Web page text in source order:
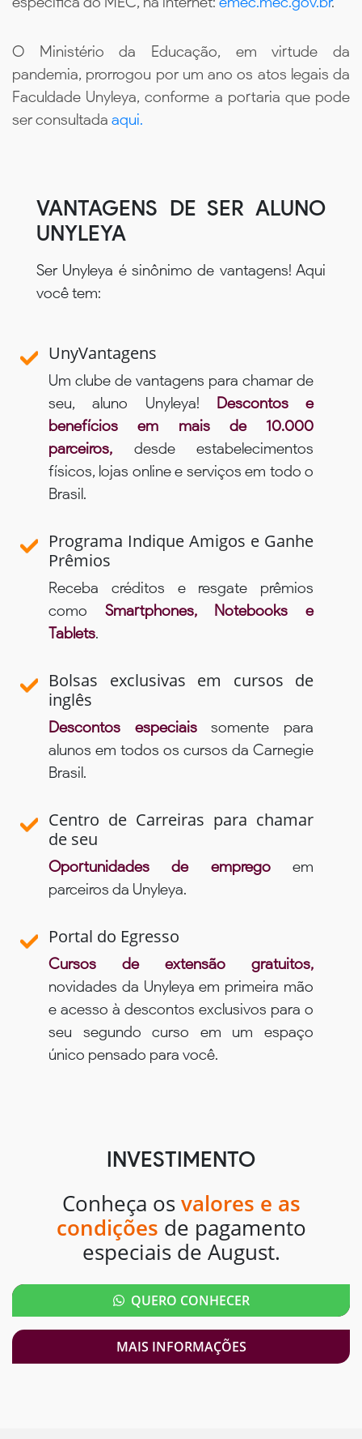
O Ministério da Educação, em virtude da
pandemia, prorrogou por um ano os atos legais da
Faculdade Unyleya, conforme a portaria que pode
ser consultada aqui.
VANTAGENS DE SER ALUNO
UNYLEYA
Ser Unyleya é sinônimo de vantagens! Aqui
você tem:
UnyVantagens
Um clube de vantagens para chamar de
seu, aluno Unyleya! Descontos e
benefícios em mais de 10.000
parceiros, desde estabelecimentos
físicos, lojas online e serviços em todo o
Brasil.
Programa Indique Amigos e Ganhe
Prêmios
Receba créditos e resgate prêmios
como Smartphones, Notebooks e
Tablets.
Bolsas exclusivas em cursos de
inglês
Descontos especiaissomente para
alunos em todos os cursos da Carnegie
Brasil.
Centro de Carreiras para chamar
de seu
Oportunidades de empregoem
parceiros da Unyleya.
Portal do Egresso
Cursos de extensão gratuitos,
novidades da Unyleya em primeira mão
e acesso à descontos exclusivos para o
seu segundo curso em um espaço
único pensado para você.
INVESTIMENTO
Conheça os valores e as
condições de pagamento
especiais de August.
QUERO CONHECER
MAIS INFORMAÇÕES